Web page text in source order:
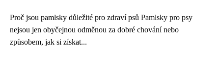
Proč jsou pamlsky důležité pro zdraví psů Pamlsky pro psy
nejsou jen obyčejnou odměnou za dobré chování nebo
způsobem, jak si získat...